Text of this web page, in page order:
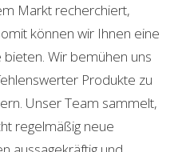
Markt recherchiert,
können wir Ihnen eine
Wir bemühen uns
Produkte zu
Unser Team sammelt,
regelmäßig neue